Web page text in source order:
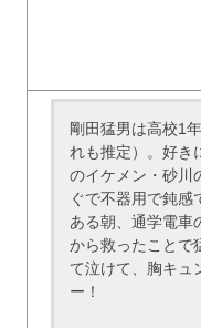
剛田猛男は高校1
れも推定）。好き
のイケメン・砂川
ぐで不器用で鈍
ある朝、通学電車
から救ったこと
て泣けて、胸キュ
ー！